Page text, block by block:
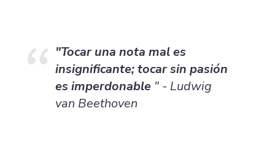
"Tocar una nota mal es
insignificante; tocar sin pasión
es imperdonable " - Ludwig
van Beethoven